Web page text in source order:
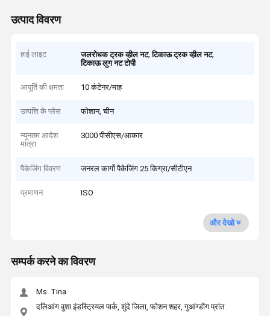
उत्पाद विवरण
हाई लाइट जलरोधक ट्रक व्हील नट,टिकाऊ ट्रक व्हील नट,
टिकाऊ लुग नट टोपी
आपूर्ति की क्षमता 10 कंटेनर/माह
उत्पत्ति के प्लेस फोशान, चीन
न्यूनतम आदेश
मात्रा
3000 पीसीएस/आकार
पैकेजिंग विवरण जनरल कार्गो पैकेजिंग 25 किग्रा/सीटीएन
प्रमाणन ISO
और देखो
सम्पर्क करने का विवरण
Ms. Tina
दलिआंग वुशा इंडस्ट्रियल पार्क, शुंदे जिला, फोशन शहर, गुआंग्डोंग प्रांत